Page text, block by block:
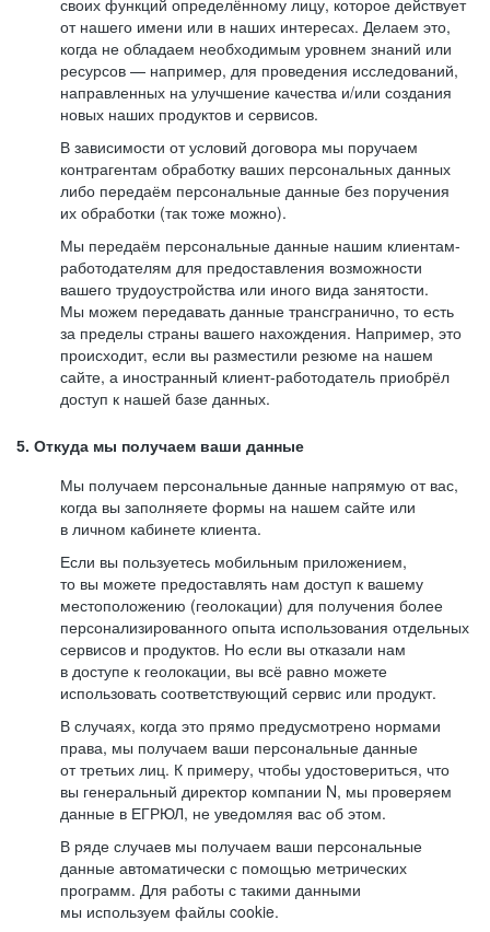
своих функций определённому лицу, которое действует
от нашего имени или в наших интересах. Делаем это,
когда не обладаем необходимым уровнем знаний или
ресурсов — например, для проведения исследований,
направленных на улучшение качества и/или создания
новых наших продуктов и сервисов.
В зависимости от условий договора мы поручаем
контрагентам обработку ваших персональных данных
либо передаём персональные данные без поручения
их обработки (так тоже можно).
Мы передаём персональные данные нашим клиентам-
работодателям для предоставления возможности
вашего трудоустройства или иного вида занятости.
Мы можем передавать данные трансгранично, то есть
за пределы страны вашего нахождения. Например, это
происходит, если вы разместили резюме на нашем
сайте, а иностранный клиент-работодатель приобрёл
доступ к нашей базе данных.
5. Откуда мы получаем ваши данные
Мы получаем персональные данные напрямую от вас,
когда вы заполняете формы на нашем сайте или
в личном кабинете клиента.
Если вы пользуетесь мобильным приложением,
то вы можете предоставлять нам доступ к вашему
местоположению (геолокации) для получения более
персонализированного опыта использования отдельных
сервисов и продуктов. Но если вы отказали нам
в доступе к геолокации, вы всё равно можете
использовать соответствующий сервис или продукт.
В случаях, когда это прямо предусмотрено нормами
права, мы получаем ваши персональные данные
от третьих лиц. К примеру, чтобы удостовериться, что
вы генеральный директор компании N, мы проверяем
данные в ЕГРЮЛ, не уведомляя вас об этом.
В ряде случаев мы получаем ваши персональные
данные автоматически с помощью метрических
программ. Для работы с такими данными
мы используем файлы cookie.